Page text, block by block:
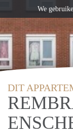
DIT
We